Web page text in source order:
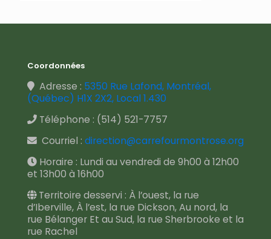
Coordonnées
Adresse : 5350 Rue Lafond, Montréal,
(Québec) H1X 2X2, Local 1.430
Téléphone : (514) 521-7757
Courriel : direction@carrefourmontrose.org
Horaire : Lundi au vendredi de 9h00 à 12h00
et 13h00 à 16h00
Territoire desservi : À l’ouest, la rue
d’Iberville, À l’est, la rue Dickson, Au nord, la
rue Bélanger Et au Sud, la rue Sherbrooke et la
rue Rachel